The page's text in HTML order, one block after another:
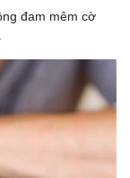
đam mêm cờ